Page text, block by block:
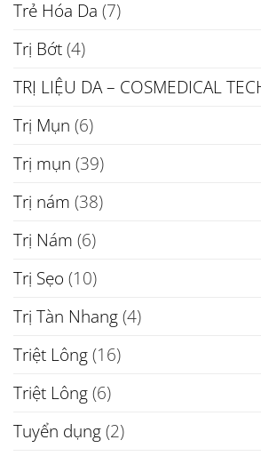
Trẻ Hóa Da (7)
Trị Bớt(4)
TRỊ LIỆU DA – COSMEDICAL
Trị Mụn (6)
Trị mụn (39)
Trị nám (38)
Trị Nám (6)
Trị Sẹo (10)
Trị Tàn Nhang(4)
Triệt Lông(16)
Triệt Lông(6)
Tuyển dụng(2)